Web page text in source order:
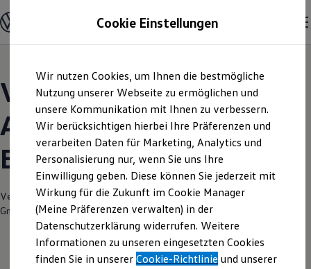
Hauptinhalt
springen
Footer
springen
Modelle und Konfigurator
Konfigurator
Modelle vergleichen
Elektroautos
ENERGY Sondermodelle
Nutzfahrzeuge
SUV und CUV
Familienautos
Kombis
Kompaktwagen
Sportwagen
Schnell verfügbare Fahrzeuge
Angebote und Produkte
Aktuelle Angebote
E-Auto-Förderung
Volkswagen Marktplatz
Die ENERGY Sondermodelle
Junge Gebrauchtwagen und Gebrauchtwagen
Volkswagen Modelle |
Autohaus Abraham
Bergen auf Rügen
Verantwortlich für die Inhalte auf dieser Seite ist die Autohaus Abraham
GmbH
Impressum & Rechtliches)
Cookie Einstellungen
Wir nutzen Cookies, um Ihnen die bestmögliche
Nutzung unserer Webseite zu ermöglichen und
unsere Kommunikation mit Ihnen zu verbessern.
Wir berücksichtigen hierbei Ihre Präferenzen und
verarbeiten Daten für Marketing, Analytics und
Personalisierung nur, wenn Sie uns Ihre
Einwilligung geben. Diese können Sie jederzeit mit
Wirkung für die Zukunft im Cookie Manager
(Meine Präferenzen verwalten) in der
Datenschutzerklärung widerrufen. Weitere
Informationen zu unseren eingesetzten Cookies
finden Sie in unsererCookie-Richtlinie und unserer